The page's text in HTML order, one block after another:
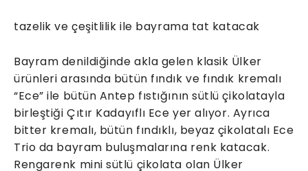
tazelik ve çeşitlilik ile bayrama tat katacak
Bayram denildiğinde akla gelen klasik Ülker
ürünleri arasında bütün fındık ve fındık kremalı
“Ece” ile bütün Antep fıstığının sütlü çikolatayla
birleştiği Çıtır Kadayıflı Ece yer alıyor. Ayrıca
bitter kremalı, bütün fındıklı, beyaz çikolatalı Ece
Trio da bayram buluşmalarına renk katacak.
Rengarenk mini sütlü çikolata olan Ülker